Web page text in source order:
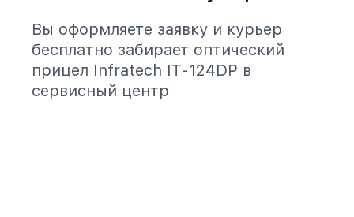
Вы оформляете заявку и курьер
бесплатно забирает оптический
прицел Infratech IT-124DP в
сервисный центр